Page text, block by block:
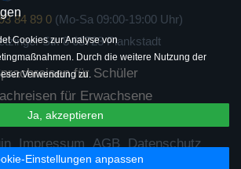
Cookies zur Analyse von
Durch die weitere Nutzung der
Verwendung zu.
Ja, akzeptieren
Einstellungen anpassen
84 89 0 (Mo-Sa 09:00-19:00 Uhr)
Str. 8 68723 Plankstadt
für Schüler
für Erwachsene
für Senioren
Impressum AGB Datenschutz